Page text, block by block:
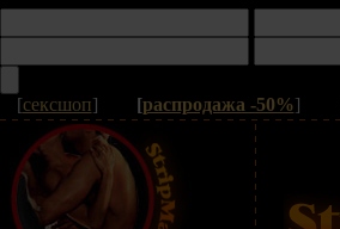
[сексшоп] [распродажа -50%]